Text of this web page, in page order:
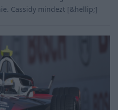
Cassidy mindezt [&hellip;]